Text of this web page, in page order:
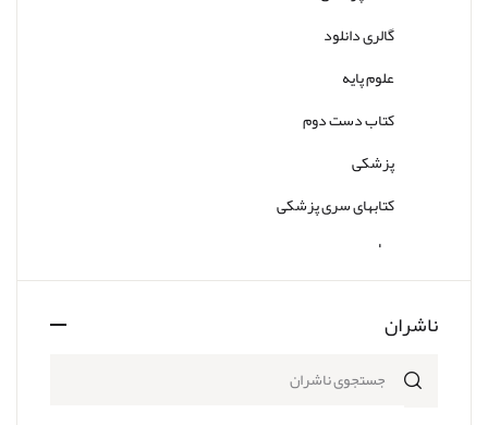
گالری دانلود
علوم پایه
کتاب دست دوم
پزشکی
کتابهای سری پزشکی
سایر
ناشران